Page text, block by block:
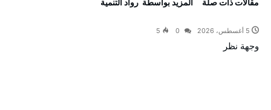
‫مقالات ذات صلة‬ ‫‫المزيد بواسطة‬ ‬ رواد التنمية
5 أغسطس، 2026 5
وجهة نظر